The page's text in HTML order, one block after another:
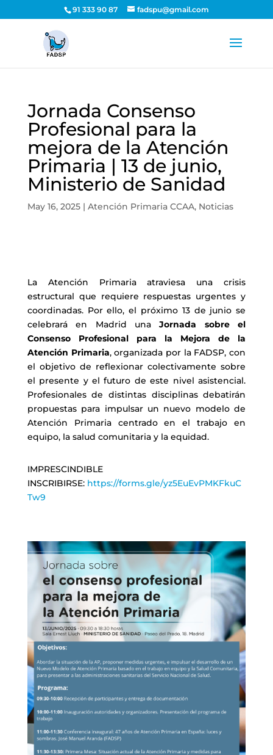
91 333 90 87 fadspu@gmail.com
Jornada Consenso
Profesional para la
mejora de la Atención
Primaria | 13 de junio,
Ministerio de Sanidad
May 16, 2025| Atención Primaria CCAA, Noticias
La Atención Primaria atraviesa una crisis
estructural que requiere respuestas urgentes y
coordinadas. Por ello, el próximo 13 de junio se
celebrará en Madrid unaJornada sobre el
Consenso Profesional para la Mejora de la
Atención Primaria, organizada por la FADSP, con
el objetivo de reflexionar colectivamente sobre
el presente y el futuro de este nivel asistencial.
Profesionales de distintas disciplinas debatirán
propuestas para impulsar un nuevo modelo de
Atención Primaria centrado en el trabajo en
equipo, la salud comunitaria y la equidad.
IMPRESCINDIBLE
INSCRIBIRSE: https://forms.gle/yz5EuEvPMKFkuC
Tw9